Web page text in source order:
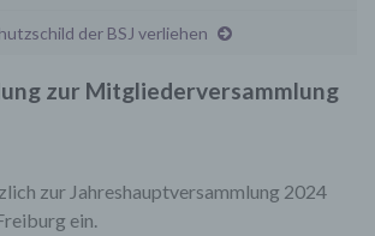
der BSJ verliehen
zur Mitgliederversammlung
zur Jahreshauptversammlung 2024
ein.